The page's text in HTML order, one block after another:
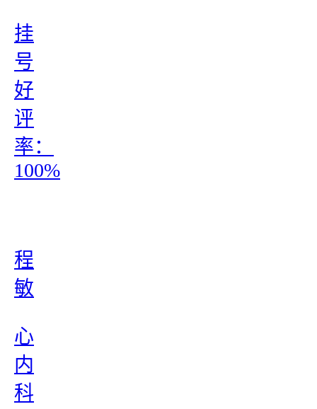
挂
号
好
评
率：
100%
程
敏
心
内
科